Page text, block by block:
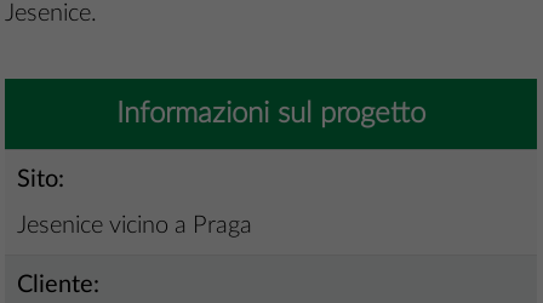
Jesenice.
Informazioni sul progetto
Sito:
Jesenice vicino a Praga
Cliente: